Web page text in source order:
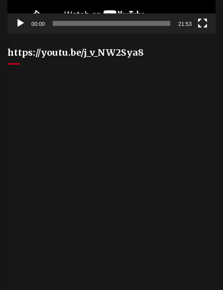
00:00 21:53
https://youtu.be/j_v_NW2Sya8